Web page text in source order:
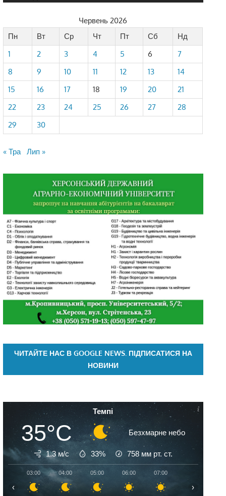
Червень 2026
Пн
Вт Ср Чт Пт Сб
Нд
1
2 3 4 5 6
7
8
9 10 11 12 13
14
15
16 17 18 19 20
21
22
23 24 25 26 27
28
29
30
« Тра Лип »
ЧИТАЙТЕ НАС В GOOGLE NEWS. ПІДПИСАТИСЯ НА
НОВИНИ
Темпі
35°C Безхмарне небо
1.3 м/с 33% 758 мм рт. ст.
03:00 04:00 05:00 06:00 07:00
‹ ›